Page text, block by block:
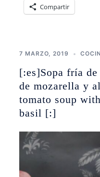
Compartir
7 MARZO, 2019
[:es]Sopa fría
de mozarella y
tomato soup
basil [:]